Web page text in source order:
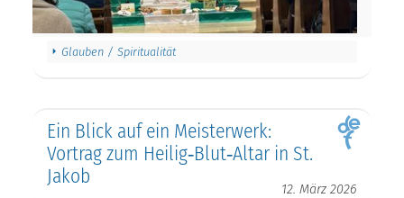
Glauben / Spiritualität
Ein Blick auf ein Meisterwerk:
Vortrag zum Heilig‑Blut‑Altar in St.
Jakob
12. März 2026